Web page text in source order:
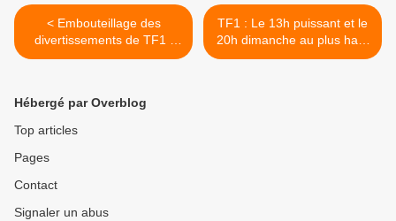
< Embouteillage des
divertissements de TF1 :
Pas de Danse avec les
2021 ?
TF1 : Le 13h puissant et le
20h dimanche au plus haut
depuis septembre 2015.
Hébergé par Overblog
Top articles
Pages
Contact
Signaler un abus